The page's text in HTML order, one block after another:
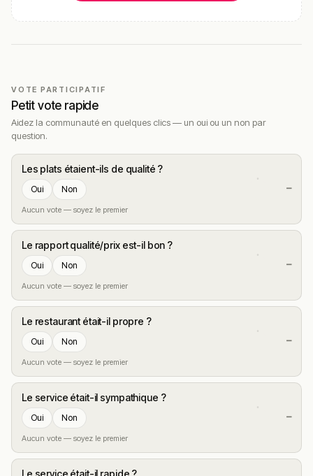
VOTE PARTICIPATIF
Petit vote rapide
Aidez la communauté en quelques clics — un oui ou un non par
question.
Les plats étaient-ils de qualité ?
Oui Non
Aucun vote — soyez le premier
—
Le rapport qualité/prix est-il bon ?
Oui Non
Aucun vote — soyez le premier
—
Le restaurant était-il propre ?
Oui Non
Aucun vote — soyez le premier
—
Le service était-il sympathique ?
Oui Non
Aucun vote — soyez le premier
—
Le service était-il rapide ?